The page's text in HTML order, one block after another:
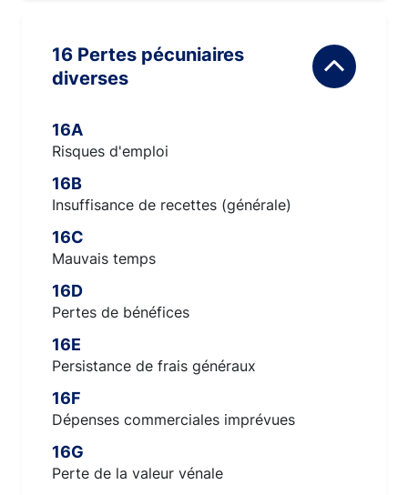
16 Pertes pécuniaires
diverses
16A
Risques d'emploi
16B
Insuffisance de recettes (générale)
16C
Mauvais temps
16D
Pertes de bénéfices
16E
Persistance de frais généraux
16F
Dépenses commerciales imprévues
16G
Perte de la valeur vénale